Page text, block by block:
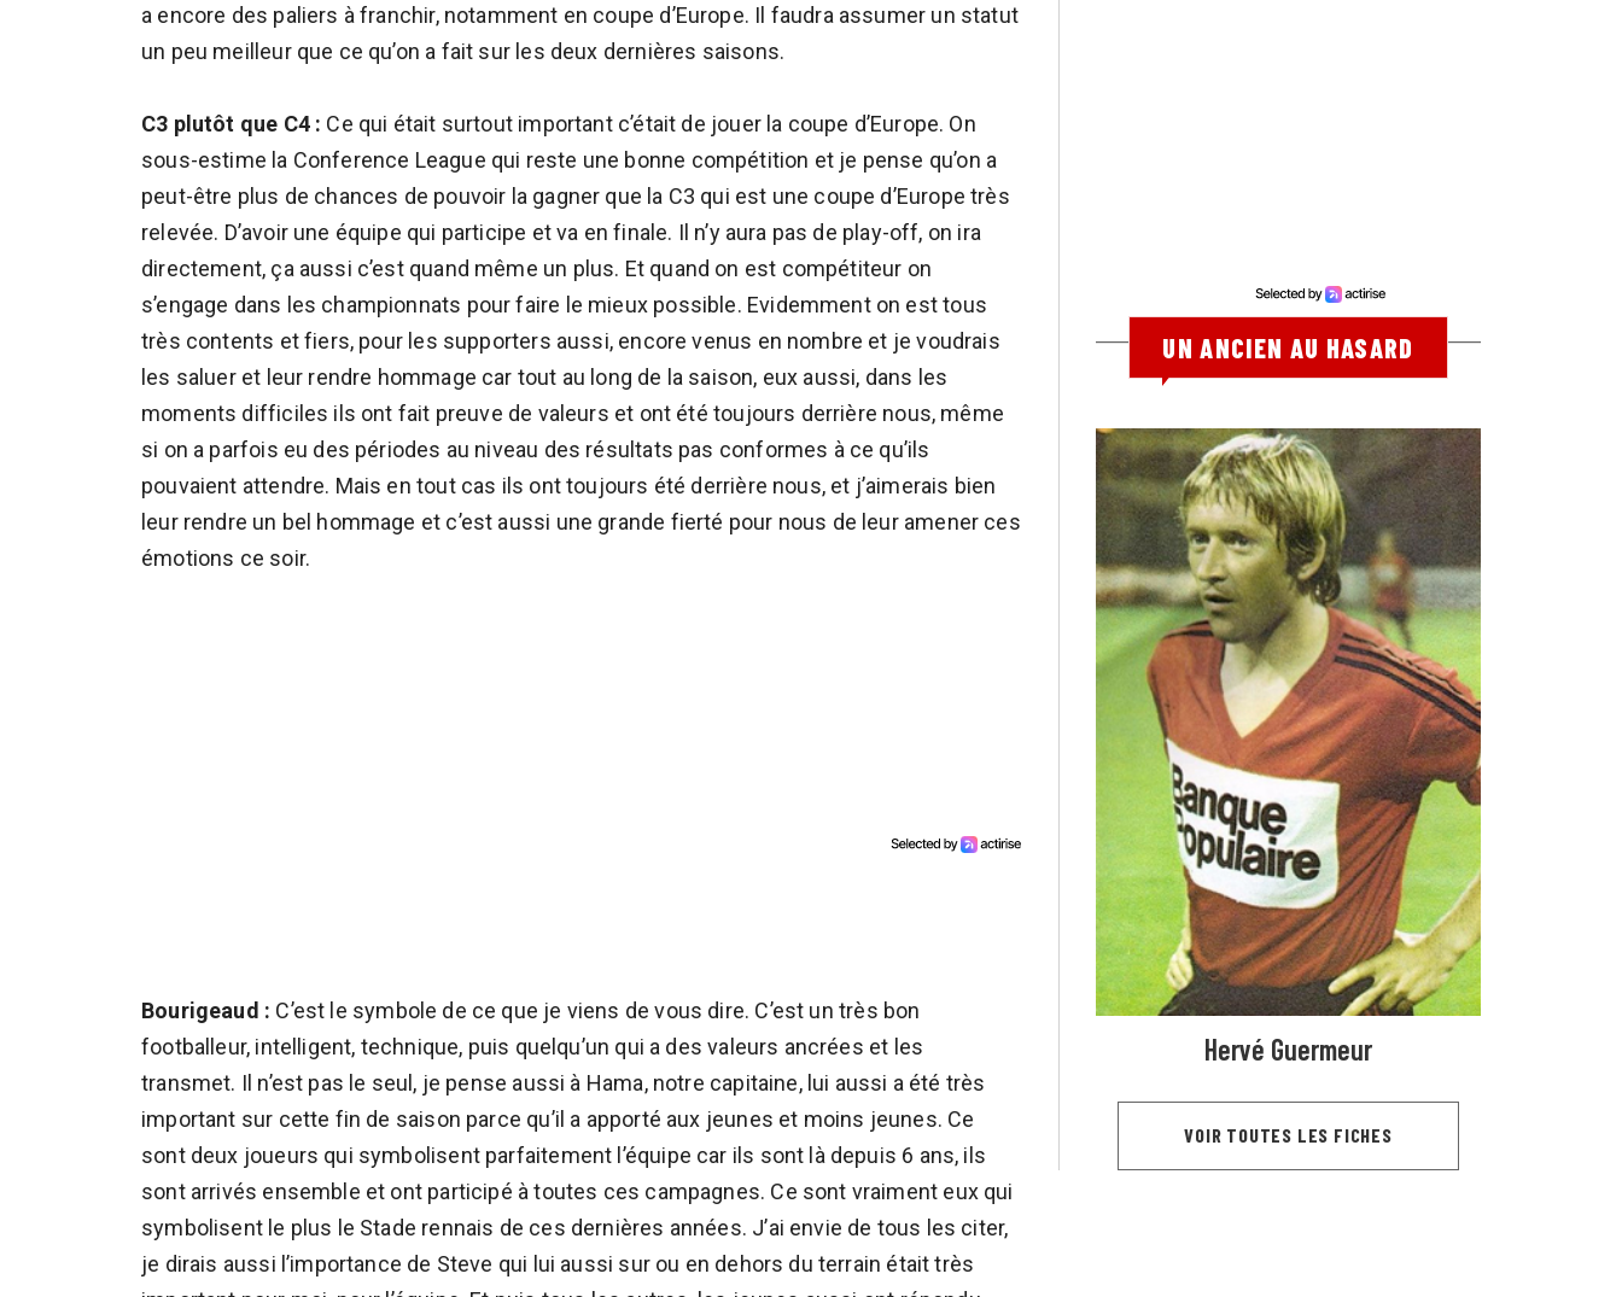
a encore des paliers à franchir, notamment en coupe d’Europe. Il faudra assumer un statut
un peu meilleur que ce qu’on a fait sur les deux dernières saisons.
C3 plutôt que C4 : Ce qui était surtout important c’était de jouer la coupe d’Europe. On
sous-estime la Conference League qui reste une bonne compétition et je pense qu’on a
peut-être plus de chances de pouvoir la gagner que la C3 qui est une coupe d’Europe très
relevée. D’avoir une équipe qui participe et va en finale. Il n’y aura pas de play-off, on ira
directement, ça aussi c’est quand même un plus. Et quand on est compétiteur on
s’engage dans les championnats pour faire le mieux possible. Evidemment on est tous
très contents et fiers, pour les supporters aussi, encore venus en nombre et je voudrais
les saluer et leur rendre hommage car tout au long de la saison, eux aussi, dans les
moments difficiles ils ont fait preuve de valeurs et ont été toujours derrière nous, même
si on a parfois eu des périodes au niveau des résultats pas conformes à ce qu’ils
pouvaient attendre. Mais en tout cas ils ont toujours été derrière nous, et j’aimerais bien
leur rendre un bel hommage et c’est aussi une grande fierté pour nous de leur amener ces
émotions ce soir.
Bourigeaud : C’est le symbole de ce que je viens de vous dire. C’est un très bon
footballeur, intelligent, technique, puis quelqu’un qui a des valeurs ancrées et les
transmet. Il n’est pas le seul, je pense aussi à Hama, notre capitaine, lui aussi a été très
important sur cette fin de saison parce qu’il a apporté aux jeunes et moins jeunes. Ce
sont deux joueurs qui symbolisent parfaitement l’équipe car ils sont là depuis 6 ans, ils
sont arrivés ensemble et ont participé à toutes ces campagnes. Ce sont vraiment eux qui
symbolisent le plus le Stade rennais de ces dernières années. J’ai envie de tous les citer,
je dirais aussi l’importance de Steve qui lui aussi sur ou en dehors du terrain était très
UN ANCIEN AU HASARD
Hervé Guermeur
VOIR TOUTES LES FICHES